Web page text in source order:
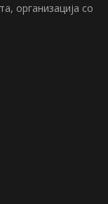
организација со